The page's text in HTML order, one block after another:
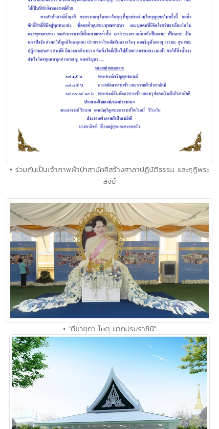
• ร่วมกันเป็นเจ้าภาพผ้าป่าสามัคคีสร้างศาลาปฏิบัติธรรม และกุฏิพระ
สงฆ์
• "ทีฆายุกา โหตุ นาถปรมราชินี"